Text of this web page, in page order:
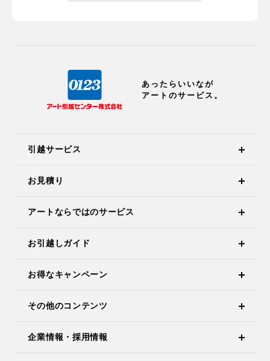
あったらいいなが
アートのサービス。
引越サービス
お見積り
アートならではのサービス
お引越しガイド
お得なキャンペーン
その他のコンテンツ
企業情報・採用情報